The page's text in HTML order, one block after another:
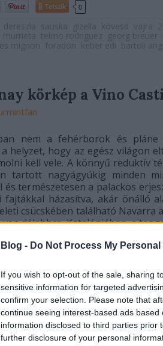
Blog - Do Not Process My
If you wish to opt-out of the sale, sharing
sensitive information for targeted
confirm your selection. Please note that
continue seeing interest-based ads
information disclosed to third parties
further disclosure of your personal
Tetszik 0
körkép a Vino
nem a fehérborok és
helyzet, hogy az egész világon
kell vele. A könnyű reduktív
tartott nagyágyúkig minden
természetesen a palackos
házasítva, akár önálló
csücskében található Navarra
délebbre, Katalóniában, a